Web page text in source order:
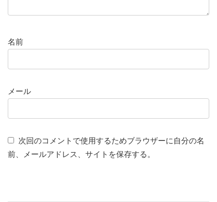
名前
メール
次回のコメントで使用するためブラウザーに自分の名
前、メールアドレス、サイトを保存する。